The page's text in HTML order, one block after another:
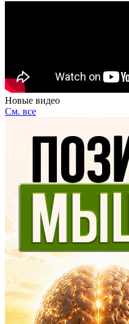
Новые видео
См. все